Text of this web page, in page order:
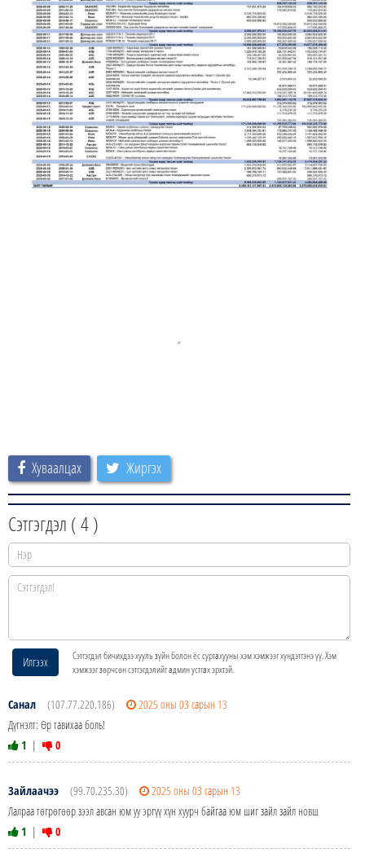
Хуваалцах Жиргэх
Сэтгэгдэл (4)
Илгээх
Сэтгэгдэл бичихдээ хууль зүйн болон ёс суртахууны хэм хэмжээг хүндэтгэнэ үү. Хэм
хэмжээг зөрчсөн сэтгэгдэлийг админ устгах эрхтэй.
Санал (107.77.220.186)
2025 оны 03 сарын 13
Дүгнэлт: Өр тавихаа боль!
1 | 0
Зайлаачээ (99.70.235.30)
2025 оны 03 сарын 13
Лалраа төгрөгөөр зээл авсан юм уу эргүү хүн хуурч байгаа юм шиг зайл зайл новш
1 | 0